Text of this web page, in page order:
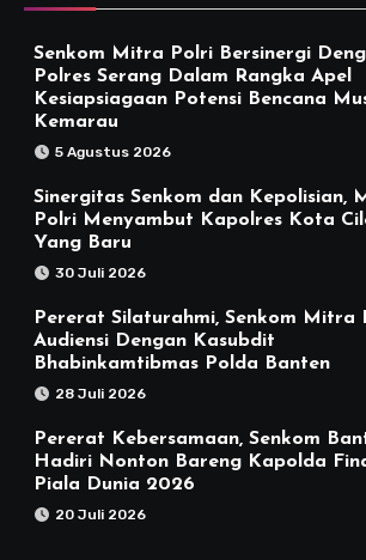
Senkom Mitra Polri Bersinergi
Polres Serang Dalam Rangka Apel
Kesiapsiagaan Potensi Bencana
Kemarau
5 Agustus 2026
Sinergitas Senkom dan Kepolisian,
Polri Menyambut Kapolres Kota
Yang Baru
30 Juli 2026
Pererat Silaturahmi, Senkom Mitra
Audiensi Dengan Kasubdit
Bhabinkamtibmas Polda Banten
28 Juli 2026
Pererat Kebersamaan, Senkom
Hadiri Nonton Bareng Kapolda
Piala Dunia 2026
20 Juli 2026